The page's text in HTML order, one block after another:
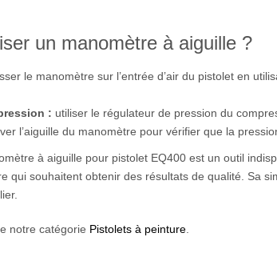
un manomètre à aiguille ?
le manomètre sur l’entrée d’air du pistolet en
: utiliser le régulateur de pression du
l’aiguille du manomètre pour vérifier que la
à aiguille pour pistolet EQ400 est un outil
qui souhaitent obtenir des résultats de qualité. Sa
notre catégorie Pistolets à peinture